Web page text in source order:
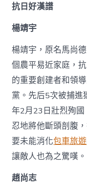
抗日好漢譜
楊靖宇
楊靖宇，原名馬尚
個農平易近家庭，
的重要創建者和領
黨。先后5次被捕進
年2月23日壯烈殉
忍地將他斷頭剖腹
要未能消化包車旅遊
讓敵人也為之驚嘆。
趙尚志